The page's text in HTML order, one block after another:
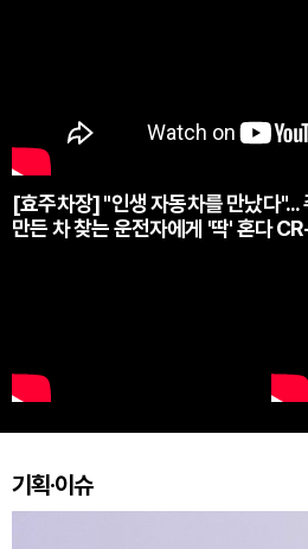
[효주차장] "인생 자동차를 만났다"...
만든 차 찾는 운전자에게 '딱' 혼다
기획·이슈